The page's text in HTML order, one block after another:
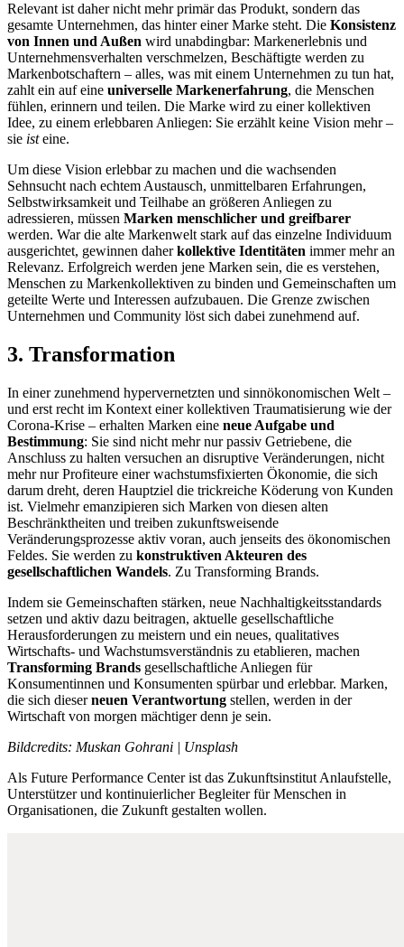
Relevant ist daher nicht mehr primär das Produkt, sondern das
gesamte Unternehmen, das hinter einer Marke steht. Die Konsistenz
von Innen und Außen wird unabdingbar: Markenerlebnis und
Unternehmensverhalten verschmelzen, Beschäftigte werden zu
Markenbotschaftern – alles, was mit einem Unternehmen zu tun hat,
zahlt ein auf eine universelle Markenerfahrung, die Menschen
fühlen, erinnern und teilen. Die Marke wird zu einer kollektiven
Idee, zu einem erlebbaren Anliegen: Sie erzählt keine Vision mehr –
sie isteine.
Um diese Vision erlebbar zu machen und die wachsenden
Sehnsucht nach echtem Austausch, unmittelbaren Erfahrungen,
Selbstwirksamkeit und Teilhabe an größeren Anliegen zu
adressieren, müssen Marken menschlicher und greifbarer
werden. War die alte Markenwelt stark auf das einzelne Individuum
ausgerichtet, gewinnen daherkollektive Identitäten immer mehr an
Relevanz. Erfolgreich werden jene Marken sein, die es verstehen,
Menschen zu Markenkollektiven zu binden und Gemeinschaften um
geteilte Werte und Interessen aufzubauen. Die Grenze zwischen
Unternehmen und Community löst sich dabei zunehmend auf.
3. Transformation
In einer zunehmend hypervernetzten und sinnökonomischen Welt –
und erst recht im Kontext einer kollektiven Traumatisierung wie der
Corona-Krise – erhalten Marken eine neue Aufgabe und
Bestimmung: Sie sind nicht mehr nur passiv Getriebene, die
Anschluss zu halten versuchen an disruptive Veränderungen, nicht
mehr nur Profiteure einer wachstumsfixierten Ökonomie, die sich
darum dreht, deren Hauptziel die trickreiche Köderung von Kunden
ist. Vielmehr emanzipieren sich Marken von diesen alten
Beschränktheiten und treiben zukunftsweisende
Veränderungsprozesse aktiv voran, auch jenseits des ökonomischen
Feldes. Sie werden zu konstruktiven Akteuren des
gesellschaftlichen Wandels. Zu Transforming Brands.
Indem sie Gemeinschaften stärken, neue Nachhaltigkeitsstandards
setzen und aktiv dazu beitragen, aktuelle gesellschaftliche
Herausforderungen zu meistern und ein neues, qualitatives
Wirtschafts- und Wachstumsverständnis zu etablieren, machen
Transforming Brands gesellschaftliche Anliegen für
Konsumentinnen und Konsumenten spürbar und erlebbar. Marken,
die sich dieserneuen Verantwortung stellen, werden in der
Wirtschaft von morgen mächtiger denn je sein.
Bildcredits: Muskan Gohrani | Unsplash
Als Future Performance Center ist das Zukunftsinstitut Anlaufstelle,
Unterstützer und kontinuierlicher Begleiter für Menschen in
Organisationen, die Zukunft gestalten wollen.